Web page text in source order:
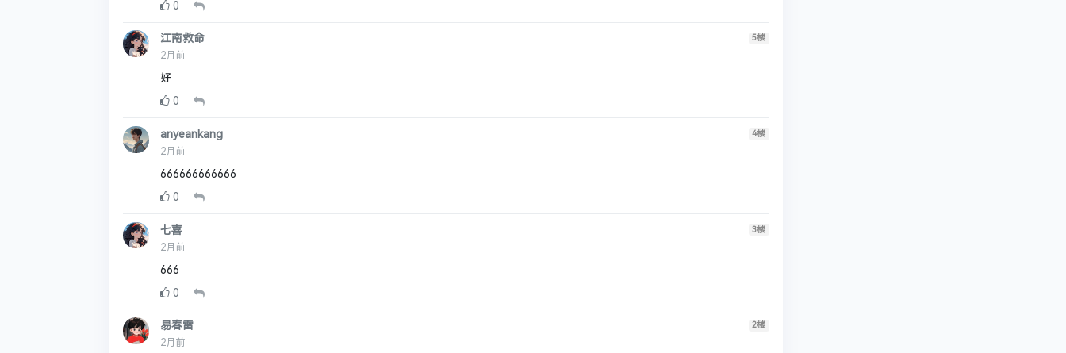
0
江南救命
2月前
5楼
好
0
anyeankang
2月前
4楼
666666666666
0
七喜
2月前
3楼
666
0
易春雷
2月前
2楼